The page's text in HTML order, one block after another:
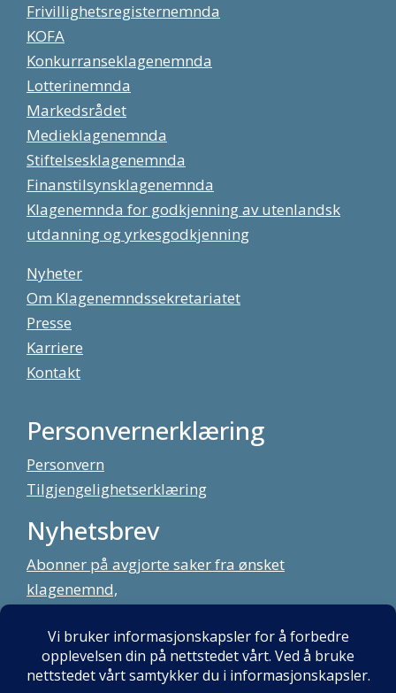
Frivillighetsregisternemnda
KOFA
Konkurranseklagenemnda
Lotterinemnda
Markedsrådet
Medieklagenemnda
Stiftelsesklagenemnda
Finanstilsynsklagenemnda
Klagenemnda for godkjenning av utenlandsk
utdanning og yrkesgodkjenning
Nyheter
Om Klagenemndssekretariatet
Presse
Karriere
Kontakt
Personvernerklæring
Personvern
Tilgjengelighetserklæring
Nyhetsbrev
Abonner på avgjorte saker fra ønsket
klagenemnd,